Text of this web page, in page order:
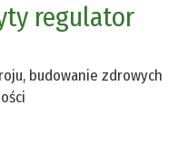
regulator
budowanie zdrowych